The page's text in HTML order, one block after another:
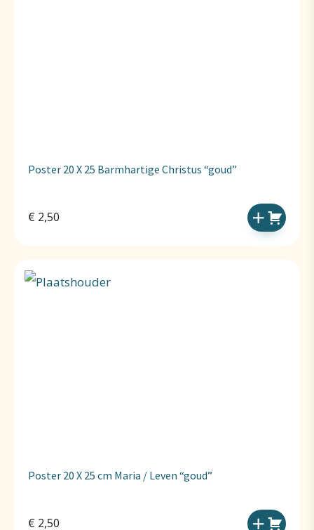
Poster 20 X 25 Barmhartige Christus “goud”
€ 2,50
Poster 20 X 25 cm Maria / Leven “goud”
€ 2,50